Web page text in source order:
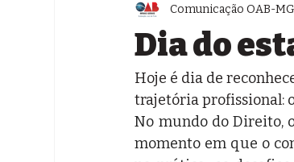
Dia do
Comunicação OAB-
Hoje é dia de
trajetória profissional:
No mundo do Direito,
momento em que o